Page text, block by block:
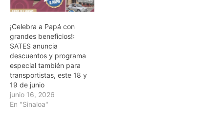
¡Celebra a Papá con
grandes beneficios!:
SATES anuncia
descuentos y programa
especial también para
transportistas, este 18 y
19 de junio
junio 16, 2026
En "Sinaloa"